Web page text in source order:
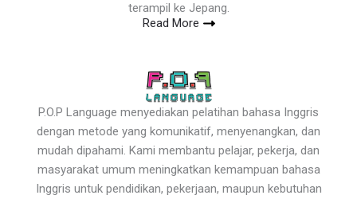
terampil ke Jepang.
Read More
P.O.P Language menyediakan pelatihan bahasa Inggris
dengan metode yang komunikatif, menyenangkan, dan
mudah dipahami. Kami membantu pelajar, pekerja, dan
masyarakat umum meningkatkan kemampuan bahasa
Inggris untuk pendidikan, pekerjaan, maupun kebutuhan